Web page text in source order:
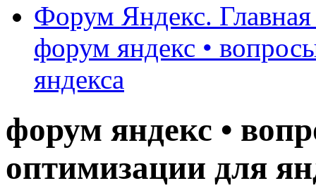
Форум Яндекс.
форум яндекс •
яндекса
форум яндекс •
оптимизации для